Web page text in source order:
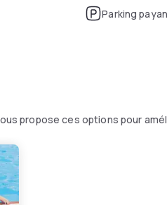
Parking
propose ces options pour